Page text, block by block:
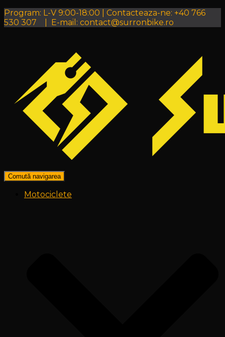
Program: L-V 9:00-18:00 | Contacteaza-ne: +40 766
530 307 | E-mail: contact@surronbike.ro
Comută navigarea
Motociclete